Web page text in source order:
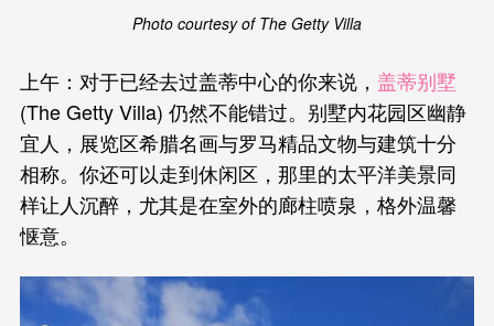
Photo courtesy of The Getty Villa
上午：对于已经去过盖蒂中心的你来说， 盖蒂别墅
(The Getty Villa) 仍然不能错过。别墅内花园区幽静
宜人，展览区希腊名画与罗马精品文物与建筑十分
相称。你还可以走到休闲区，那里的太平洋美景同
样让人沉醉，尤其是在室外的廊柱喷泉，格外温馨
惬意。